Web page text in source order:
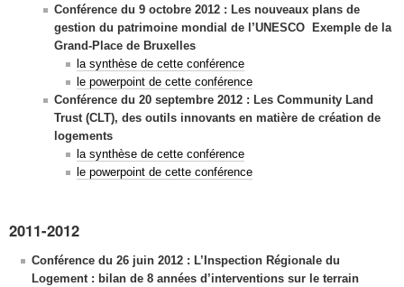
Conférence du 9 octobre 2012 : Les nouveaux plans de
gestion du patrimoine mondial de l’UNESCO Exemple de la
Grand-Place de Bruxelles
la synthèse de cette conférence
le powerpoint de cette conférence
Conférence du 20 septembre 2012 : Les Community Land
Trust (CLT), des outils innovants en matière de création de
logements
la synthèse de cette conférence
le powerpoint de cette conférence
2011-2012
Conférence du 26 juin 2012 : L’Inspection Régionale du
Logement : bilan de 8 années d’interventions sur le terrain